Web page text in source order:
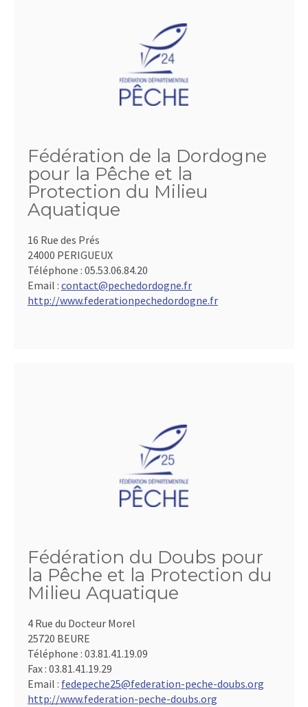
Fédération de la Dordogne
pour la Pêche et la
Protection du Milieu
Aquatique
16 Rue des Prés
24000 PERIGUEUX
Téléphone : 05.53.06.84.20
Email : contact@pechedordogne.fr
http://www.federationpechedordogne.fr
Fédération du Doubs pour
la Pêche et la Protection du
Milieu Aquatique
4 Rue du Docteur Morel
25720 BEURE
Téléphone : 03.81.41.19.09
Fax : 03.81.41.19.29
Email : fedepeche25@federation-peche-doubs.org
http://www.federation-peche-doubs.org